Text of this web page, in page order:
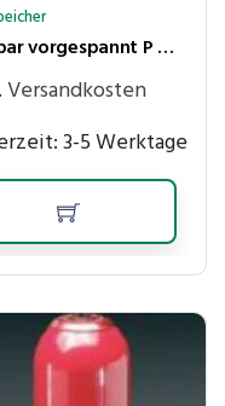
Hydac Membranspeicher 1,4L 50bar vorgespannt P max.210 bar,Ölanschl. G1/2″ innen+M33x1,5 aussen
Versandkosten
3-5 Werktage